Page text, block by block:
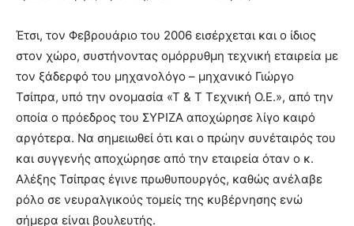
Έτσι, τον Φεβρουάριο του 2006 εισέρχεται και ο ίδιος
στον χώρο, συστήνοντας ομόρρυθμη τεχνική εταιρεία με
τον ξάδερφό του μηχανολόγο – μηχανικό Γιώργο
Τσίπρα, υπό την ονομασία «Τ & Τ Τεχνική Ο.Ε.», από την
οποία ο πρόεδρος του ΣΥΡΙΖΑ αποχώρησε λίγο καιρό
αργότερα. Να σημειωθεί ότι και ο πρώην συνέταιρός του
και συγγενής αποχώρησε από την εταιρεία όταν ο κ.
Αλέξης Τσίπρας έγινε πρωθυπουργός, καθώς ανέλαβε
ρόλο σε νευραλγικούς τομείς της κυβέρνησης ενώ
σήμερα είναι βουλευτής.